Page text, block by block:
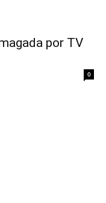
por TV
0